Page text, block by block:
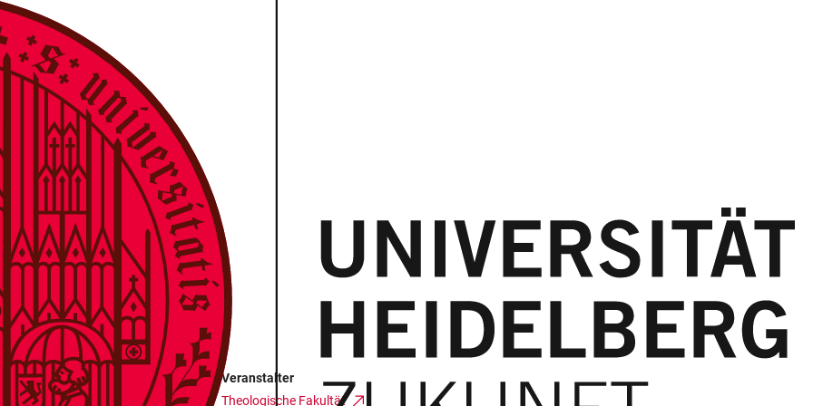
Veranstalter
Theologische Fakultät